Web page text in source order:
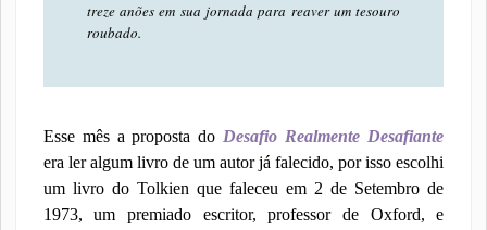
treze anões em sua jornada para reaver um tesouro
roubado.
Esse mês a proposta do Desafio Realmente Desafiante
era ler algum livro de um autor já falecido, por isso escolhi
um livro do Tolkien que faleceu em 2 de Setembro de
1973, um premiado escritor, professor de Oxford, e